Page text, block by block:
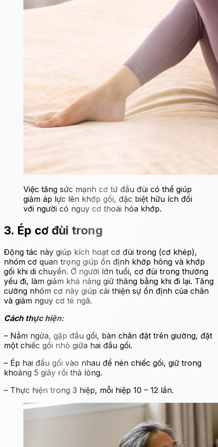
Việc tăng sức mạnh cơ tứ đầu đùi có thể giúp
giảm áp lực lên khớp gối, đặc biệt hữu ích đối
với người có nguy cơ thoái hóa khớp.
3. Ép cơ đùi trong
Động tác này giúp kích hoạt cơ đùi trong (cơ khép),
nhóm cơ quan trọng giúp ổn định khớp hông và khớp
gối khi di chuyển. Ở người lớn tuổi, cơ đùi trong thường
yếu đi, làm giảm khả năng giữ thăng bằng khi đi lại. Tăng
cường nhóm cơ này giúp cải thiện sự ổn định của chân
và giảm nguy cơ té ngã.
Cách thực hiện:
– Nằm ngửa, gập đầu gối, bàn chân đặt trên giường, đặt
một chiếc gối nhỏ giữa hai đầu gối.
– Ép hai đầu gối vào nhau để nén chiếc gối, giữ trong
khoảng 5 giây rồi thả lỏng.
– Thực hiện trong 3 hiệp, mỗi hiệp 10 – 12 lần.